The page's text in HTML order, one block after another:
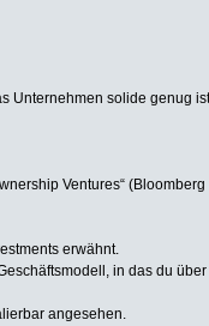
Unternehmen solide genug
Ventures“
erwähnt.
in das du über
angesehen.